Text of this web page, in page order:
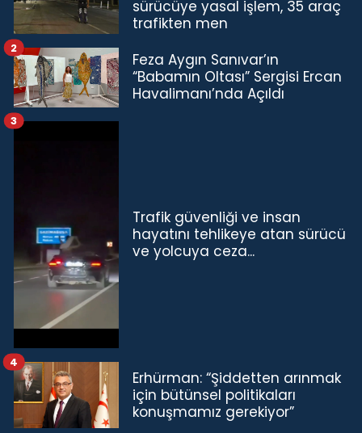
sürücüye yasal işlem, 35 araç
trafikten men
Feza Aygın Sanıvar’ın
“Babamın Oltası” Sergisi Ercan
Havalimanı’nda Açıldı
2
Trafik güvenliği ve insan
hayatını tehlikeye atan sürücü
ve yolcuya ceza...
3
Erhürman: “Şiddetten arınmak
için bütünsel politikaları
konuşmamız gerekiyor”
4